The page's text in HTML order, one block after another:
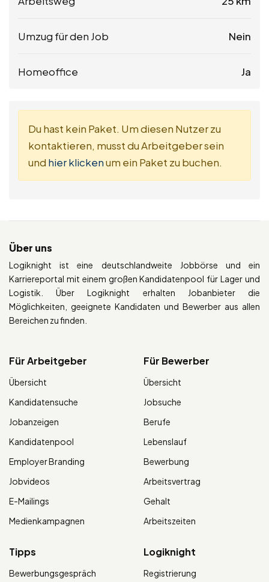
Umzug für den Job Nein
Homeoffice Ja
Du hast kein Paket. Um diesen Nutzer zu
kontaktieren, musst du Arbeitgeber sein
und hier klickenum ein Paket zu buchen.
Über uns
Logiknight ist eine deutschlandweite Jobbörse und ein
Karriereportal mit einem großen Kandidatenpool für Lager und
Logistik. Über Logiknight erhalten Jobanbieter die
Möglichkeiten, geeignete Kandidaten und Bewerber aus allen
Bereichen zu finden.
Für Arbeitgeber
Übersicht
Kandidatensuche
Jobanzeigen
Kandidatenpool
Employer Branding
Jobvideos
E-Mailings
Medienkampagnen
Für Bewerber
Übersicht
Jobsuche
Berufe
Lebenslauf
Bewerbung
Arbeitsvertrag
Gehalt
Arbeitszeiten
Tipps
Bewerbungsgespräch
Logiknight
Registrierung